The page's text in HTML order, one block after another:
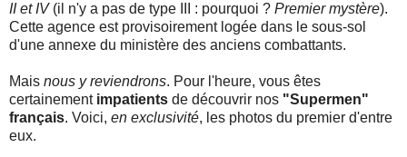
II et IV(il n'y a pas de type III : pourquoi ? Premier mystère).
Cette agence est provisoirement logée dans le sous-sol
d'une annexe du ministère des anciens combattants.
Mais nous y reviendrons. Pour l'heure, vous êtes
certainement impatients de découvrir nos "Supermen"
français. Voici, en exclusivité, les photos du premier d'entre
eux.